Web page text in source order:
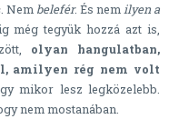
Nem belefér. És nem ilyen a
még tegyük hozzá azt is,
olyan hangulatban,
amilyen rég nem volt
mikor lesz legközelebb.
nem mostanában.